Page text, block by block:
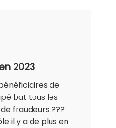
2023
de
bat tous les
fraudeurs ???
il y a de plus en